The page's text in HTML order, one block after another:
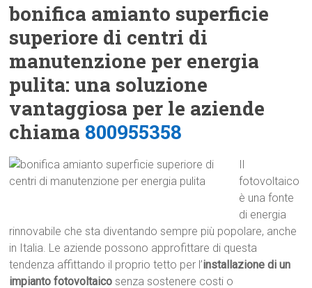
bonifica amianto superficie
superiore di centri di
manutenzione per energia
pulita: una soluzione
vantaggiosa per le aziende
chiama 800955358
fotovoltaico
è una fonte
di energia
rinnovabile che sta diventando sempre più popolare, anche
in Italia. Le aziende possono approfittare di questa
tendenza affittando il proprio tetto per l’installazione di un
impianto fotovoltaico senza sostenere costi o